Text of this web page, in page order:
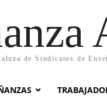
de Sindicatos de